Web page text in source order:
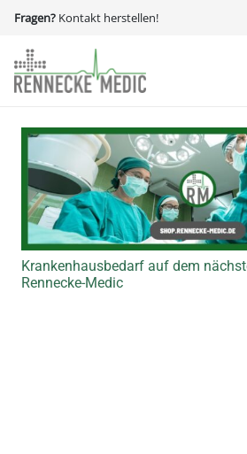
Fragen? Kontakt herstellen!
Krankenhausbedarf auf dem
Rennecke-Medic